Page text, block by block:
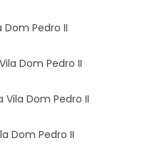
Pedro II
Dom Pedro II
Dom Pedro II
Dom Pedro II